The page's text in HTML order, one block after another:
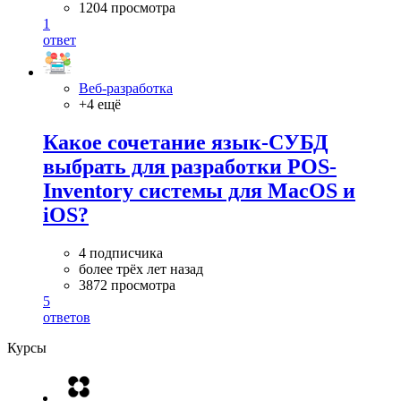
1204 просмотра
1
ответ
Веб-разработка
+4 ещё
Какое сочетание язык-СУБД
выбрать для разработки POS-
Inventory системы для MacOS и
iOS?
4 подписчика
более трёх лет назад
3872 просмотра
5
ответов
Курсы